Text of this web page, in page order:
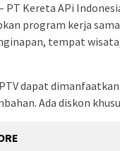
PT Kereta APi
program kerja
tempat
dapat
Ada diskon